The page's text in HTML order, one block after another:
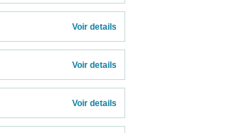
Voir details
Voir details
Voir details